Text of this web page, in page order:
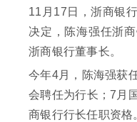
11月17日，浙商银
决定，陈海强任浙
浙商银行董事长。
今年4月，陈海强获
会聘任为行长；7月
商银行行长任职资格